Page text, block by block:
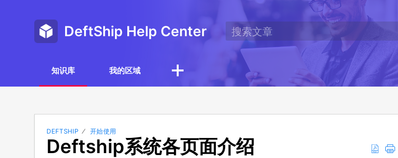
DeftShip Help Center
知识库 我的区域
DEFTSHIP 开始使用
Deftship系统各页面介绍